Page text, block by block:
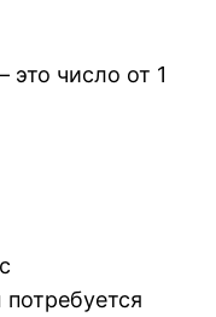
число от 1